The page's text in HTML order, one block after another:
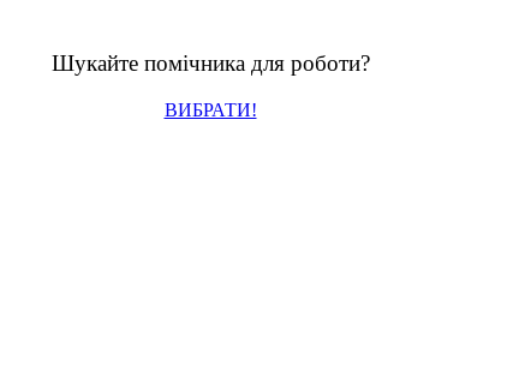
Шукайте помічника для роботи?
ВИБРАТИ!